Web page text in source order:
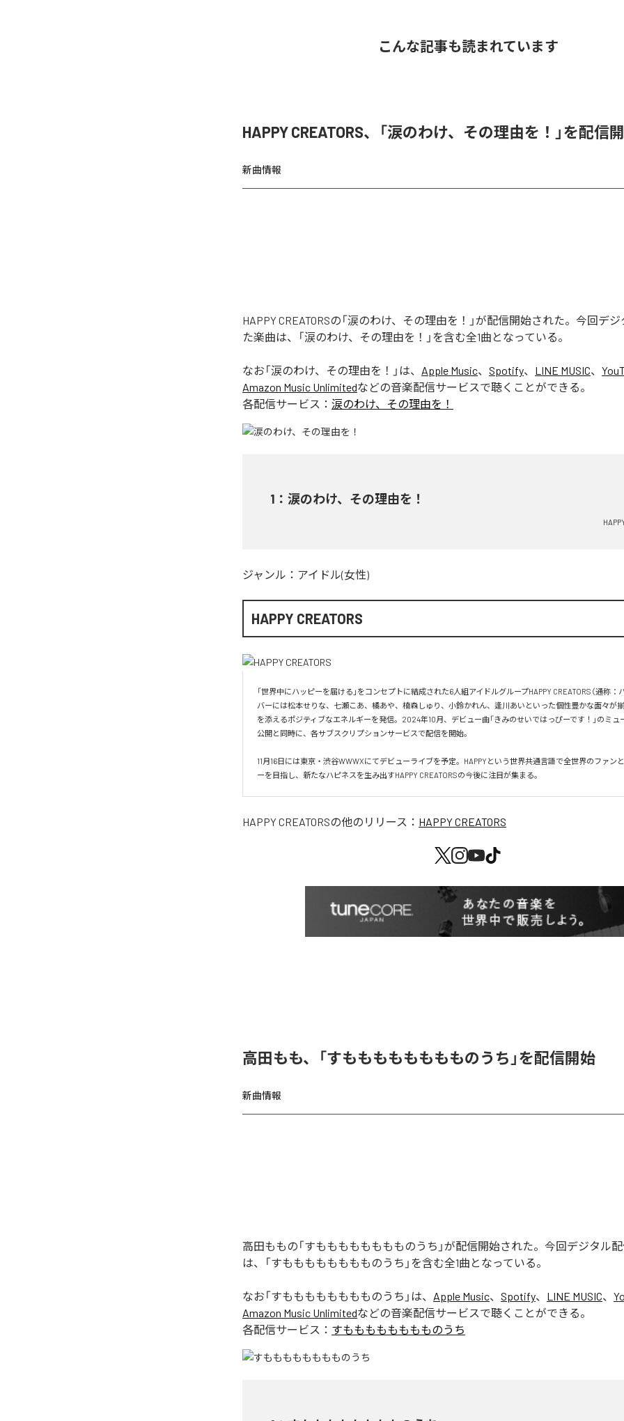
こんな記事も読まれています
HAPPY CREATORS、「涙のわけ、その理由を！」を配信
新曲情報
HAPPY CREATORSの「涙のわけ、その理由を！」が配信開始された。今回デ
た楽曲は、「涙のわけ、その理由を！」を含む全1曲となっている。
なお「涙のわけ、その理由を！ 」は、 Apple Music、 Spotify、 LINE MUSIC、
Amazon Music Unlimitedなどの音楽配信サービスで聴くことができる。
各配信サービス： 涙のわけ、その理由を！
1 ： 涙のわけ、その理由を！
ジャンル： アイドル(女性)
HAPPY CREATORS
「世界中にハッピーを届ける」をコンセプトに結成された6人組アイドルグループHAPPY CREATORS（通称：
バーには松本せりな、七瀬こあ、橘あや、楠森しゅり、小鈴かれん、逢川あいといった個性豊かな面々が
を添えるポジティブなエネルギーを発信。2024年10月、デビュー曲「きみのせいではっぴーです！」のミュ
公開と同時に、各サブスクリプションサービスで配信を開始。
11月16日には東京・渋谷WWWXにてデビューライブを予定。HAPPYという世界共通言語で全世界のファン
ーを目指し、新たなハピネスを生み出すHAPPY CREATORSの今後に注目が集まる。
HAPPY CREATORSの他のリリース： HAPPY CREATORS
高田もも、「すもももももももものうち」を配信開始
新曲情報
高田ももの「すもももももももものうち」が配信開始された。今回デジタル
は、「すもももももももものうち」を含む全1曲となっている。
なお「すもももももももものうち 」は、 Apple Music、 Spotify、 LINE MUSIC、
Amazon Music Unlimitedなどの音楽配信サービスで聴くことができる。
各配信サービス： すもももももももものうち